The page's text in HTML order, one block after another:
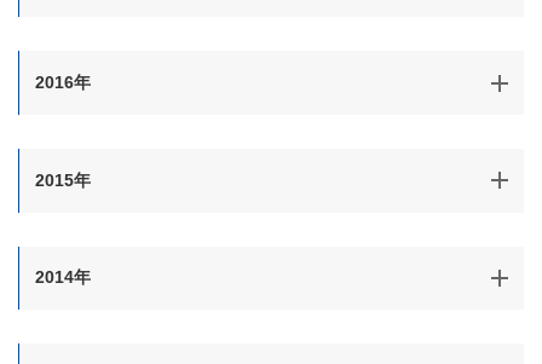
2016年
2015年
2014年